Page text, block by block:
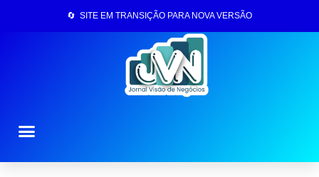
🔄 SITE EM TRANSIÇÃO PARA NOVA VERSÃO